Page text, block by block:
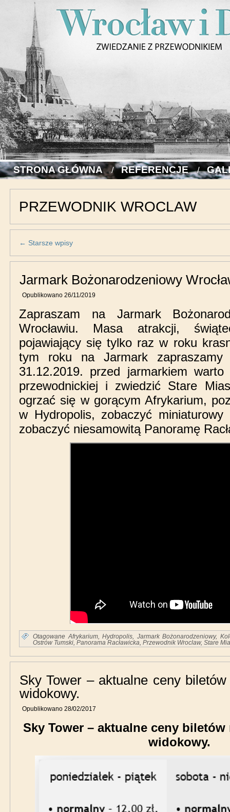
STRONA GŁÓWNA REFERENCJE
PRZEWODNIK WROCLAW
← Starsze wpisy
Jarmark Bożonarodzeniowy
Opublikowano 26/11/2019
Zapraszam na Jarmark
Wrocławiu. Masa atrakcji,
pojawiający się tylko raz w roku
tym roku na Jarmark
31.12.2019. przed jarmarkiem
przewodnickiej i zwiedzić Stare
ogrzać się w gorącym Afrykarium,
w Hydropolis, zobaczyć
zobaczyć niesamowitą Panoramę
Otagowane Afrykarium,Hydropolis, Jarmark Bożonarodzeniowy,
Ostrów Tumski, Panorama Racławicka, Przewodnik Wroclaw, Stare
Sky Tower – aktualne ceny
widokowy.
Opublikowano 28/02/2017
Sky Tower – aktualne ceny
widokowy.